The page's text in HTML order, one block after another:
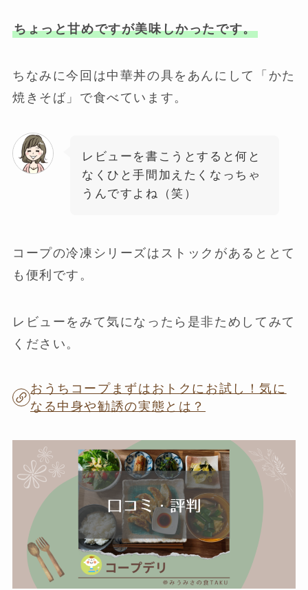
ちょっと甘めですが美味しかったです。
ちなみに今回は中華丼の具をあんにして「かた
焼きそば」で食べています。
レビューを書こうとすると何と
なくひと手間加えたくなっちゃ
うんですよね（笑）
コープの冷凍シリーズはストックがあるととて
も便利です。
レビューをみて気になったら是非ためしてみて
ください。
おうちコープまずはおトクにお試し！気に
なる中身や勧誘の実態とは？